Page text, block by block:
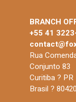
BRANCH
+55 41
Rua
Conjunto 83
Curitiba ? PR
Brasil ?